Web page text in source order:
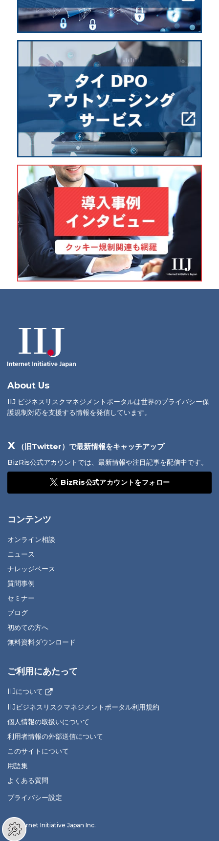
About Us
IIJ ビジネスリスクマネジメントポータルは世界のプライバシー保
護規制対応を支援する情報を発信しています。
X （旧Twitter）で最新情報をキャッチアップ
BizRis公式アカウントでは、最新情報や注目記事を配信中です。
BizRis公式アカウントをフォロー
コンテンツ
オンライン相談
ニュース
ナレッジベース
質問事例
セミナー
ブログ
初めての方へ
無料資料ダウンロード
ご利用にあたって
IIJについて
IIJビジネスリスクマネジメントポータル利用規約
個人情報の取扱いについて
利用者情報の外部送信について
このサイトについて
用語集
よくある質問
プライバシー設定
© Internet Initiative Japan Inc.